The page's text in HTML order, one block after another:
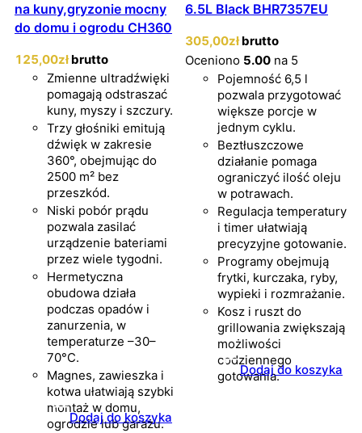
na kuny,gryzonie mocny
do domu i ogrodu CH360
125,00zł brutto
Zmienne ultradźwięki
pomagają odstraszać
kuny, myszy i szczury.
Trzy głośniki emitują
dźwięk w zakresie
360°, obejmując do
2500 m² bez
przeszkód.
Niski pobór prądu
pozwala zasilać
urządzenie bateriami
przez wiele tygodni.
Hermetyczna
obudowa działa
podczas opadów i
zanurzenia, w
temperaturze –30–
70°C.
Magnes, zawieszka i
kotwa ułatwiają szybki
montaż w domu,
ogrodzie lub garażu.
Dodaj do koszyka
6.5L Black BHR7357EU
305,00zł brutto
Oceniono 5.00 na 5
Pojemność 6,5 l
pozwala przygotować
większe porcje w
jednym cyklu.
Beztłuszczowe
działanie pomaga
ograniczyć ilość oleju
w potrawach.
Regulacja temperatury
i timer ułatwiają
precyzyjne gotowanie.
Programy obejmują
frytki, kurczaka, ryby,
wypieki i rozmrażanie.
Kosz i ruszt do
grillowania zwiększają
możliwości
codziennego
gotowania.
Dodaj do koszyka